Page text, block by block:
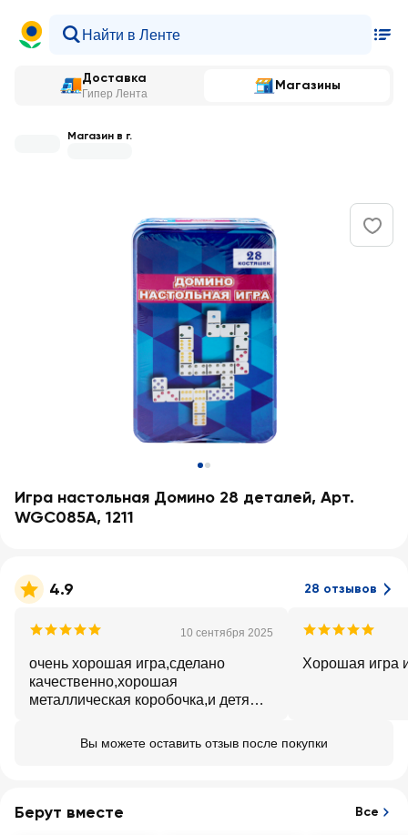
Доставка
Гипер Лента
Магазины
Магазин в г.
Игра настольная Домино 28 деталей, Арт.
WGC085A, 1211
4.9 28 отзывов
10 сентября 2025
очень хорошая игра,сделано
качественно,хорошая
металлическая коробочка,и детям
Хорошая игра
Вы можете оставить отзыв после покупки
Берут вместе Все